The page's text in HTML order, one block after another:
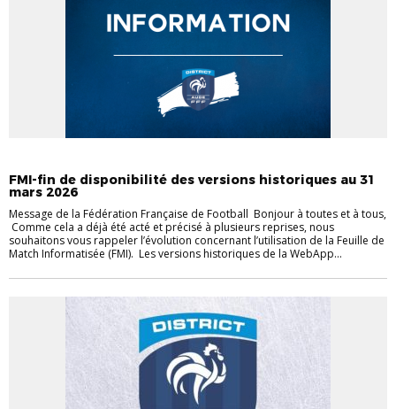
FMI-fin de disponibilité des versions historiques au 31
mars 2026
Message de la Fédération Française de Football Bonjour à toutes et à tous,
Comme cela a déjà été acté et précisé à plusieurs reprises, nous
souhaitons vous rappeler l’évolution concernant l’utilisation de la Feuille de
Match Informatisée (FMI). Les versions historiques de la WebApp...